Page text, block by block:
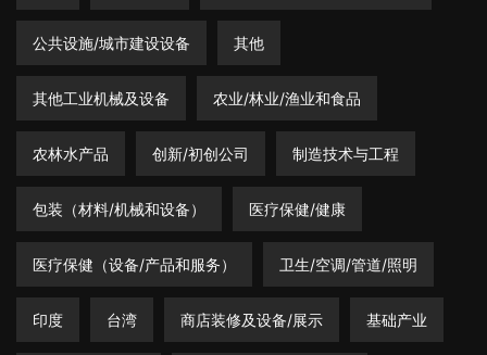
公共设施/城市建设设备 其他
其他工业机械及设备 农业/林业/渔业和食品
农林水产品 创新/初创公司 制造技术与工程
包装（材料/机械和设备） 医疗保健/健康
医疗保健（设备/产品和服务） 卫生/空调/管道/照明
印度 台湾 商店装修及设备/展示 基础产业